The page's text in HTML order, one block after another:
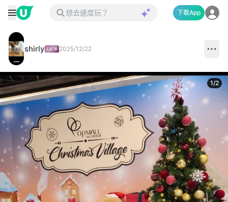
下載App
shirly 2025/12/22
1/2